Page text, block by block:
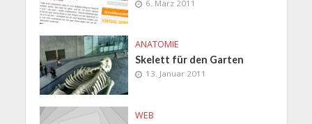
6. März 2011
ANATOMIE
Skelett für den Garten
13. Januar 2011
WEB